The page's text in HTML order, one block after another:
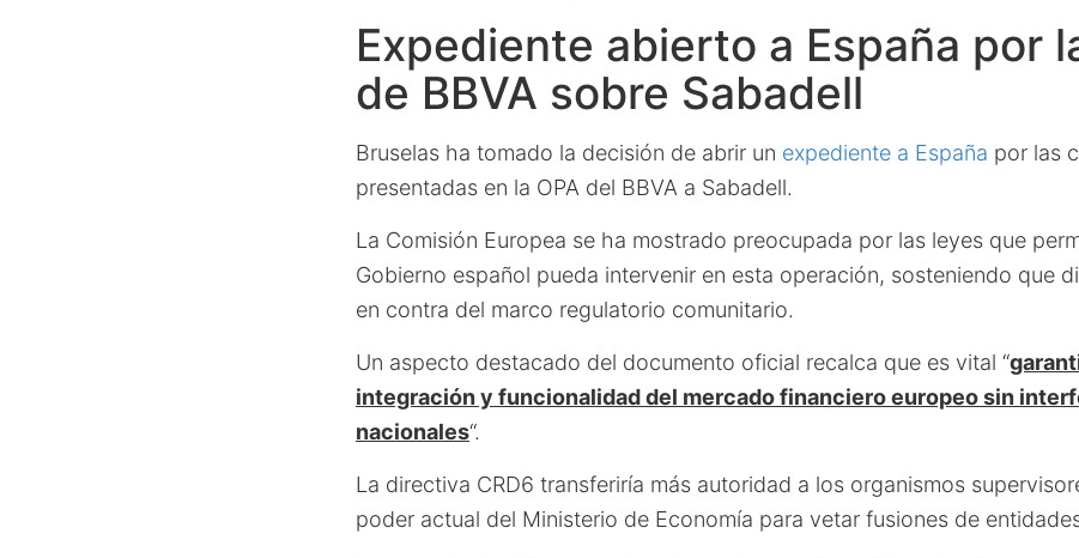
Expediente abierto a España por
de BBVA sobre Sabadell
Bruselas ha tomado la decisión de abrir un expediente a España por las
presentadas en la OPA del BBVA a Sabadell.
La Comisión Europea se ha mostrado preocupada por las leyes que
Gobierno español pueda intervenir en esta operación, sosteniendo que
en contra del marco regulatorio comunitario.
Un aspecto destacado del documento oficial recalca que es vital “
integración y funcionalidad del mercado financiero europeo sin
nacionales“.
La directiva CRD6 transferiría más autoridad a los organismos
poder actual del Ministerio de Economía para vetar fusiones de